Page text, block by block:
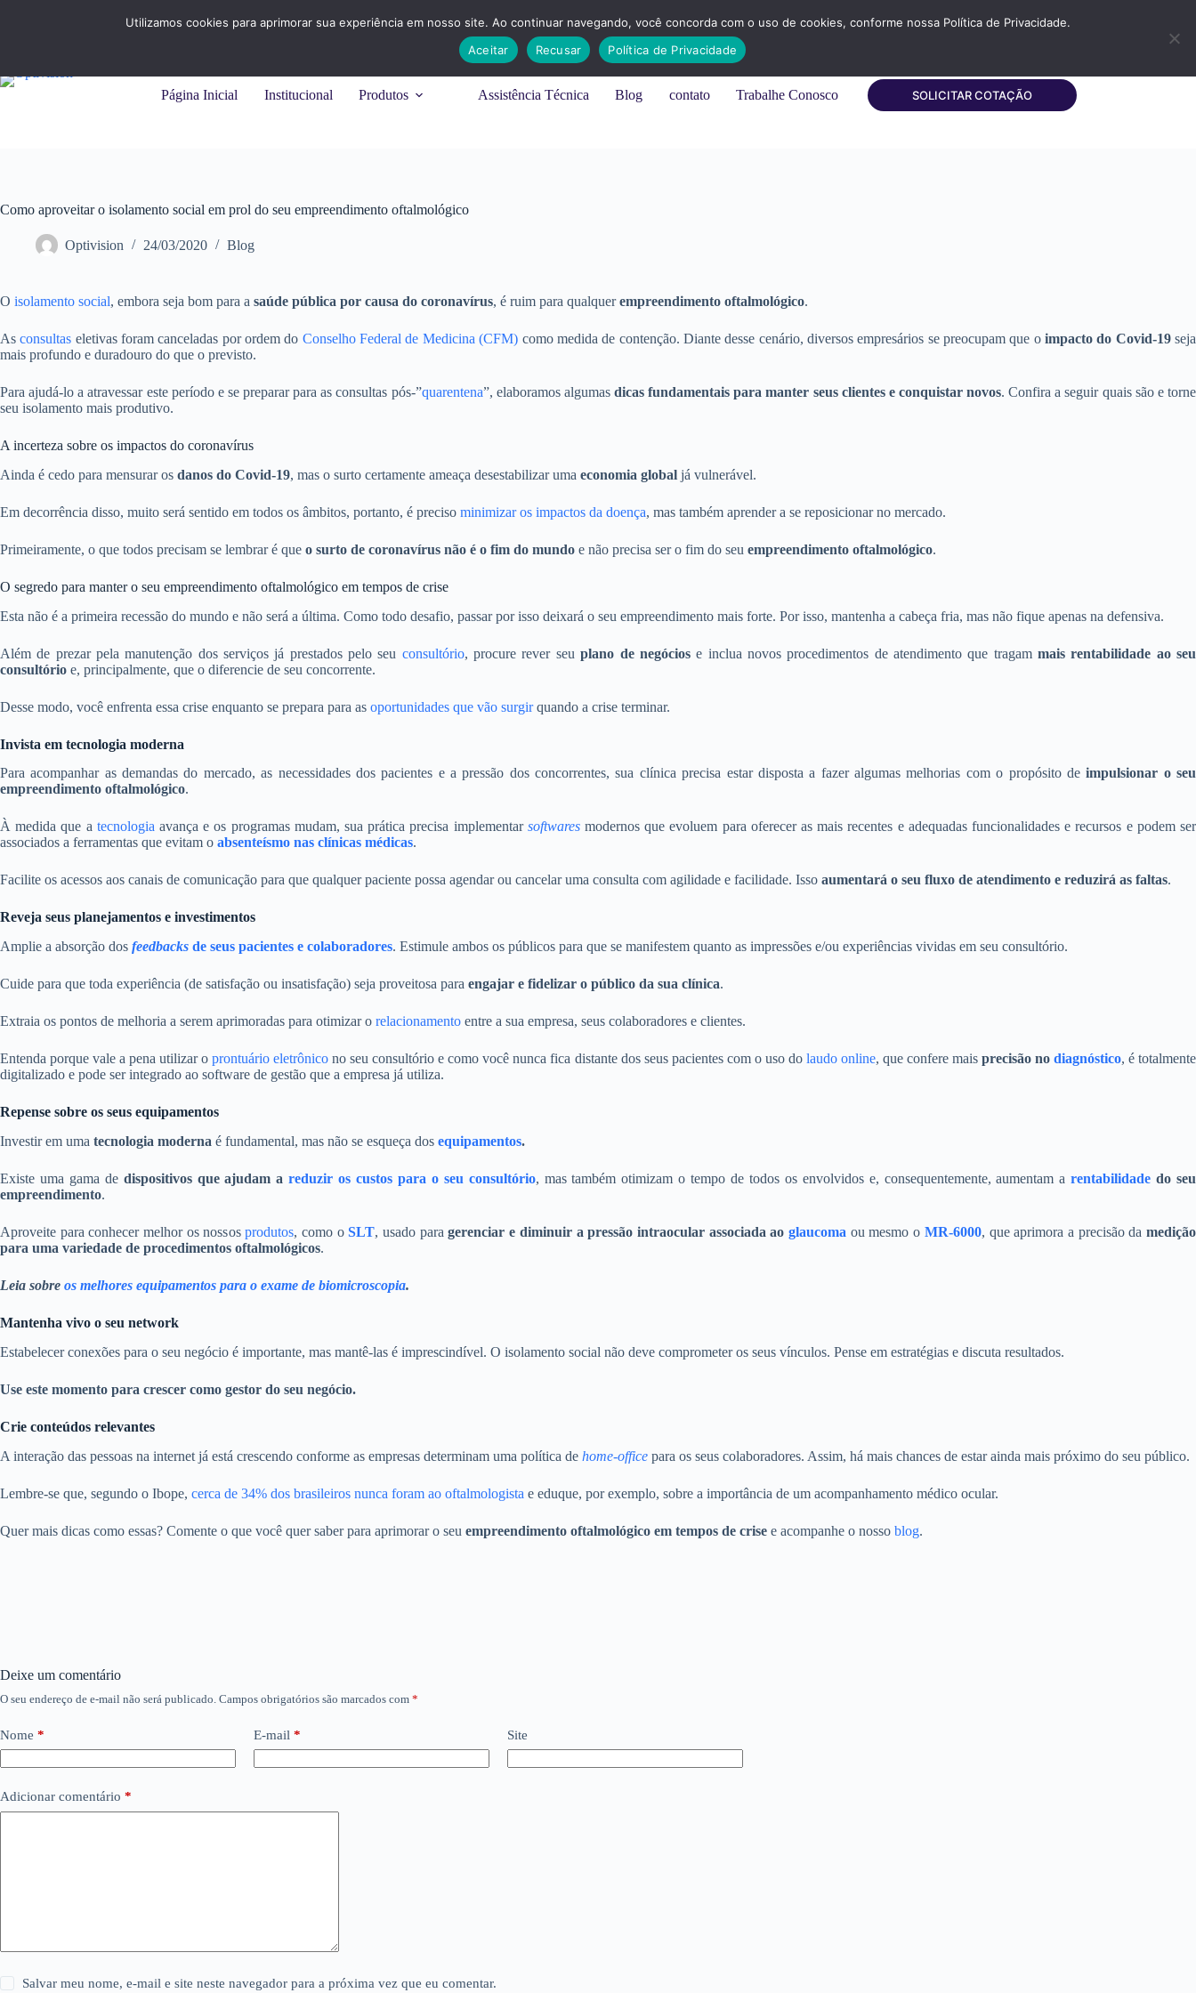
Página Inicial Institucional Produtos Assistência Técnica Blog contato Trabalhe Conosco SOLICITAR COTAÇÃO
Como aproveitar o isolamento social em prol do seu empreendimento oftalmológico
Optivision 24/03/2020 Blog
O isolamento social, embora seja bom para a saúde pública por causa do coronavírus, é ruim para qualquerempreendimento oftalmológico.
Asconsultas eletivas foram canceladas por ordem do Conselho Federal de Medicina (CFM) como medida de contenção. Diante desse cenário, diversos empresários se preocupam que o impacto do Covid-19seja
mais profundo e duradouro do que o previsto.
Para ajudá-lo a atravessar este período e se preparar para as consultas pós-”quarentena”, elaboramos algumasdicas fundamentais para manter seus clientes e conquistar novos. Confira a seguir quais são e torne
seu isolamento mais produtivo.
A incerteza sobre os impactos do coronavírus
Ainda é cedo para mensurar os danos do Covid-19, mas o surto certamente ameaça desestabilizar uma economia global já vulnerável.
Em decorrência disso, muito será sentido em todos os âmbitos, portanto, é preciso minimizar os impactos da doença, mas também aprender a se reposicionar no mercado.
Primeiramente, o que todos precisam se lembrar é que o surto de coronavírus não é o fim do mundo e não precisa ser o fim do seu empreendimento oftalmológico.
O segredo para manter o seu empreendimento oftalmológico em tempos de crise
Esta não é a primeira recessão do mundo e não será a última. Como todo desafio, passar por isso deixará o seu empreendimento mais forte. Por isso, mantenha a cabeça fria, mas não fique apenas na defensiva.
Além de prezar pela manutenção dos serviços já prestados pelo seu consultório, procure rever seuplano de negóciose inclua novos procedimentos de atendimento que tragammais rentabilidade ao seu
consultório e, principalmente, que o diferencie de seu concorrente.
Desse modo, você enfrenta essa crise enquanto se prepara para as oportunidades que vão surgirquando a crise terminar.
Invista em tecnologia moderna
Para acompanhar as demandas do mercado, as necessidades dos pacientes e a pressão dos concorrentes, sua clínica precisa estar disposta a fazer algumas melhorias com o propósito deimpulsionar o seu
empreendimento oftalmológico.
À medida que a tecnologia avança e os programas mudam, sua prática precisa implementar softwaresmodernos que evoluem para oferecer as mais recentes e adequadas funcionalidades e recursos e podem ser
associados a ferramentas que evitam o absenteísmo nas clínicas médicas.
Facilite os acessos aos canais de comunicação para que qualquer paciente possa agendar ou cancelar uma consulta com agilidade e facilidade. Isso aumentará o seu fluxo de atendimento e reduzirá as faltas.
Reveja seus planejamentos e investimentos
Amplie a absorção dos feedbacks de seus pacientes e colaboradores. Estimule ambos os públicos para que se manifestem quanto as impressões e/ou experiências vividas em seu consultório.
Cuide para que toda experiência (de satisfação ou insatisfação) seja proveitosa para engajar e fidelizar o público da sua clínica.
Extraia os pontos de melhoria a serem aprimoradas para otimizar o relacionamento entre a sua empresa, seus colaboradores e clientes.
Entenda porque vale a pena utilizar oprontuário eletrônico no seu consultório e como você nunca fica distante dos seus pacientes com o uso do laudo online, que confere mais precisão no diagnóstico, é totalmente
digitalizado e pode ser integrado ao software de gestão que a empresa já utiliza.
Repense sobre os seus equipamentos
Investir em uma tecnologia moderna é fundamental, mas não se esqueça dos equipamentos.
Existe uma gama dedispositivos que ajudam areduzir os custos para o seu consultório, mas também otimizam o tempo de todos os envolvidos e, consequentemente, aumentam arentabilidade do seu
empreendimento.
Aproveite para conhecer melhor os nossosprodutos, como oSLT, usado paragerenciar e diminuir a pressão intraocular associada aoglaucoma ou mesmo o MR-6000, que aprimora a precisão damedição
para uma variedade de procedimentos oftalmológicos.
Leia sobre os melhores equipamentos para o exame de biomicroscopia.
Mantenha vivo o seu network
Estabelecer conexões para o seu negócio é importante, mas mantê-las é imprescindível. O isolamento social não deve comprometer os seus vínculos. Pense em estratégias e discuta resultados.
Use este momento para crescer como gestor do seu negócio.
Crie conteúdos relevantes
A interação das pessoas na internet já está crescendo conforme as empresas determinam uma política de home-office para os seus colaboradores. Assim, há mais chances de estar ainda mais próximo do seu público.
Lembre-se que, segundo o Ibope, cerca de 34% dos brasileiros nunca foram ao oftalmologista e eduque, por exemplo, sobre a importância de um acompanhamento médico ocular.
Quer mais dicas como essas? Comente o que você quer saber para aprimorar o seu empreendimento oftalmológico em tempos de crise e acompanhe o nosso blog.
Deixe um comentário
O seu endereço de e-mail não será publicado. Campos obrigatórios são marcados com *
Nome * E-mail * Site
Adicionar comentário *
Salvar meu nome, e-mail e site neste navegador para a próxima vez que eu comentar.
Utilizamos cookies para aprimorar sua experiência em nosso site. Ao continuar navegando, você concorda com o uso de cookies, conforme nossa Política de Privacidade.
Aceitar
Recusar Política de Privacidade